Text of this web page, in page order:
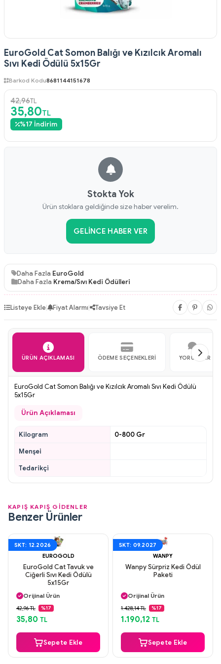
EuroGold Cat Somon Balığı ve Kızılcık Aromalı
Sıvı Kedi Ödülü 5x15Gr
Barkod Kodu8681144151678
42,96TL
35,80TL
%17 İndirim
Stokta Yok
Ürün stoklara geldiğinde size haber verelim.
GELINCE HABER VER
Daha Fazla EuroGold
Daha Fazla Krema/Sıvı Kedi Ödülleri
Listeye Ekle| Fiyat Alarmı| Tavsiye Et
ÜRÜN AÇIKLAMASI ÖDEME SEÇENEKLERI YORUMLAR
EuroGold Cat Somon Balığı ve Kızılcık Aromalı Sıvı Kedi Ödülü
5x15Gr
Ürün Açıklaması
Kilogram
0-800 Gr
Menşei
Tedarikçi
KAPIŞ KAPIŞ GİDENLER
Benzer Ürünler
SKT: 12.2026
EUROGOLD
EuroGold Cat Tavuk ve
Ciğerli Sıvı Kedi Ödülü
5x15Gr
Aynı Gün Kargo
Orijinal Ürün
Güvenli Ödeme
Aynı Gün Kargo
42,96 TL %17
35,80 TL
Sepete Ekle
SKT: 09.2027
WANPY
Wanpy Sürpriz Kedi Ödül
Paketi
Orijinal Ürün
Güvenli Ödeme
Aynı Gün Kargo
1.428,14 TL %17
1.190,12 TL
Sepete Ekle